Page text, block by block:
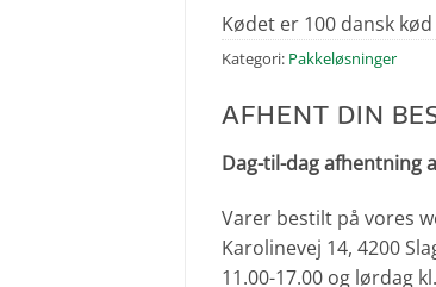
Kødet er 100 dansk kød
Kategori: Pakkeløsninger
AFHENT DIN
Dag-til-dag afhentning
Varer bestilt på vores
Karolinevej 14, 4200
11.00-17.00 og lørdag